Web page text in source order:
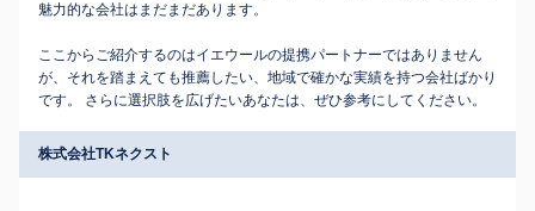
魅力的な会社はまだまだあります。
ここからご紹介するのはイエウールの提携パートナーではありません
が、それを踏まえても推薦したい、地域で確かな実績を持つ会社ばかり
です。 さらに選択肢を広げたいあなたは、ぜひ参考にしてください。
株式会社TKネクスト